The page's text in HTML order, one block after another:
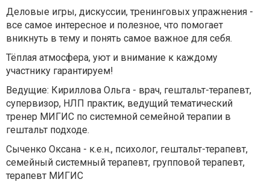
Деловые игры, дискуссии, тренинговых упражнения -
все самое интересное и полезное, что помогает
вникнуть в тему и понять самое важное для себя.
Тёплая атмосфера, уют и внимание к каждому
участнику гарантируем!
Ведущие: Кириллова Ольга - врач, гештальт-терапевт,
супервизор, НЛП практик, ведущий тематический
тренер МИГИС по системной семейной терапии в
гештальт подходе.
Сыченко Оксана - к.е.н., психолог, гештальт-терапевт,
семейный системный терапевт, групповой терапевт,
терапевт МИГИС